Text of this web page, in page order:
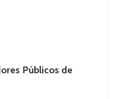
Públicos de